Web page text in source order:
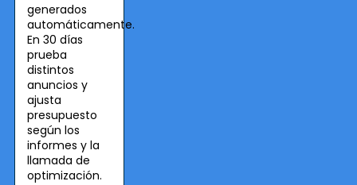
generados
automáticamente.
En 30 días
prueba
distintos
anuncios y
ajusta
presupuesto
según los
informes y la
llamada de
optimización.